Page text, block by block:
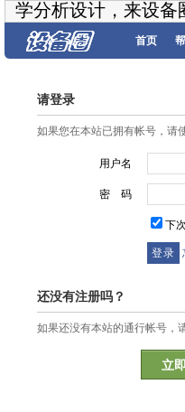
学分析设计，来设备
首页
请登录
如果您在本站已拥有帐号，请
用户名
密 码
下
还没有注册吗？
如果还没有本站的通行帐号，
立